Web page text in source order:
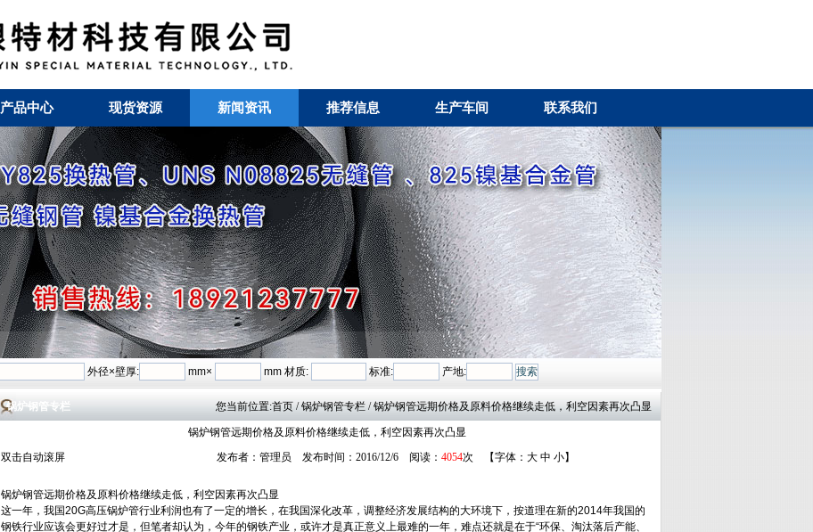
产品中心 现货资源 新闻资讯 推荐信息 生产车间 联系我们
外径×壁厚: mm× mm 材质: 标准: 产地:
锅炉钢管专栏 您当前位置:首页 / 锅炉钢管专栏 / 锅炉钢管远期价格及原料价格继续走低，利空因素再次凸显
锅炉钢管远期价格及原料价格继续走低，利空因素再次凸显
双击自动滚屏
发布者：管理员 发布时间：2016/12/6 阅读： 4054次 【字体： 大 中 小】
锅炉钢管远期价格及原料价格继续走低，利空因素再次凸显
这一年，我国20G高压锅炉管行业利润也有了一定的增长，在我国深化改革，调整经济发展结构的大环境下，按道理在新的2014年我国的
钢铁行业应该会更好过才是，但笔者却认为，今年的钢铁产业，或许才是真正意义上最难的一年，难点还就是在于“环保、淘汰落后产能、